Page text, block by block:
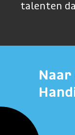
talenten